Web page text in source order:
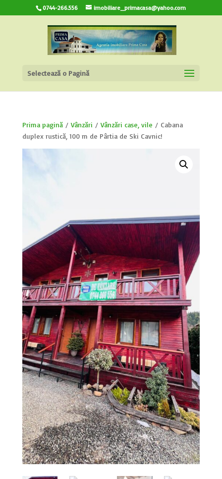
0744-266.556 imobiliare_primacasa@yahoo.com
Selectează o Pagină
Prima pagină/ Vânzări / Vânzări case, vile / Cabana
duplex rustică, 100 m de Pârtia de Ski Cavnic!